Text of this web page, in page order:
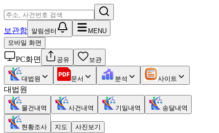
보관함 알림센터
MENU
모바일 화면
PC화면 공유 보관
대법원 문서 분석 사이트
대법원
물건내역 사건내역 기일내역 송달내역
현황조사 지도 사진보기